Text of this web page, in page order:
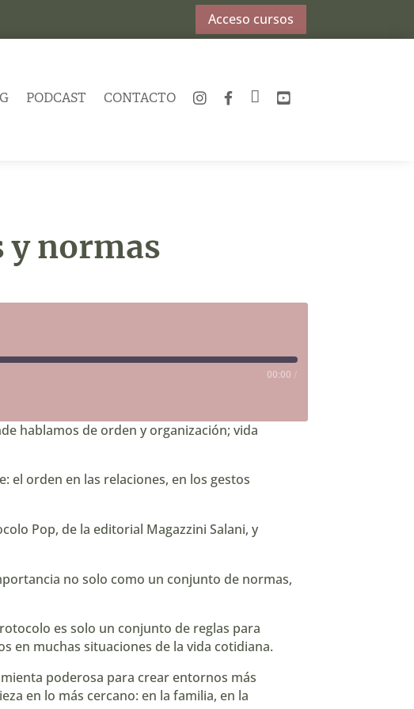
Acceso cursos
PODCAST CONTACTO INSTAGRAM
FACEBOOK
TWITTERYOUTUBE
y normas
00:00 /
hablamos de orden y organización; vida
el orden en las relaciones, en los gestos
Pop⁠, de la editorial Magazzini Salani, y
no solo como un conjunto de normas,
es solo un conjunto de reglas para
en muchas situaciones de la vida cotidiana.
poderosa para crear entornos más
en lo más cercano: en la familia, en la